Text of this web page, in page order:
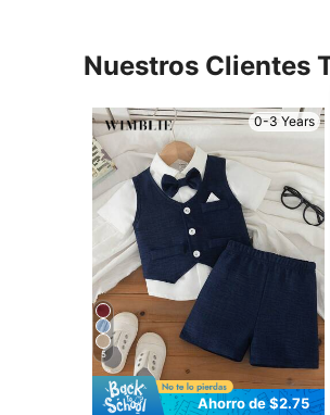
Nuestros Clientes
0-3 Years
5
Ahorro de $2.75